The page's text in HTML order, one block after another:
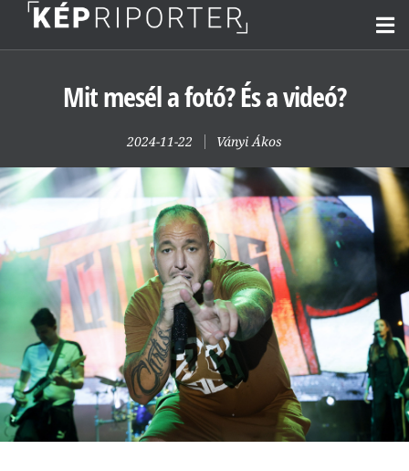
Mit mesél a fotó? És a videó?
2024-11-22 Ványi Ákos